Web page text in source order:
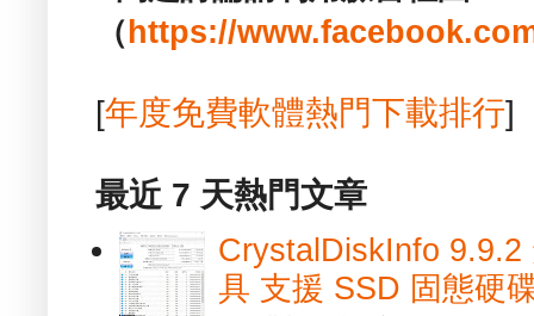
（ https://
[年度免費軟體熱門下載排行]
最近 7 天熱門文章
CrystalDiskInfo 9.9.2
具 支援 SSD 固態硬